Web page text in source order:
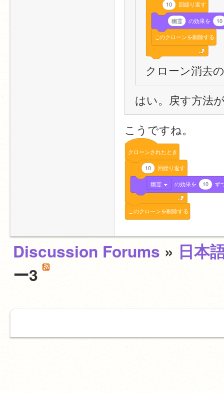
10 回繰り返す
幽霊 の効果を 10
このクローンを削除する
クローン消去
はい。戻す方法
こうですね。
クローンされたとき
10 回繰り返す
幽霊 の効果を 10 ず
このクローンを削除する
Discussion Forums » 日本
ー3